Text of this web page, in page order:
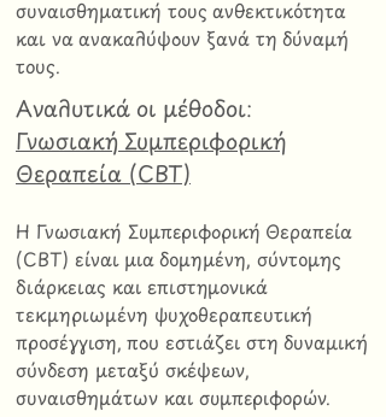
συναισθηματική τους ανθεκτικότητα
και να ανακαλύψουν ξανά τη δύναμή
τους.
Αναλυτικά οι μέθοδοι:
Γνωσιακή Συμπεριφορική
Θεραπεία (CBT)
Η Γνωσιακή Συμπεριφορική Θεραπεία
(CBT) είναι μια δομημένη, σύντομης
διάρκειας και επιστημονικά
τεκμηριωμένη ψυχοθεραπευτική
προσέγγιση, που εστιάζει στη δυναμική
σύνδεση μεταξύ σκέψεων,
συναισθημάτων και συμπεριφορών.